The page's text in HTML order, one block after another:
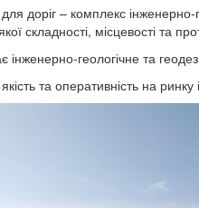
доріг – комплекс інженерно-
складності, місцевості та
інженерно-геологічне та
та оперативність на